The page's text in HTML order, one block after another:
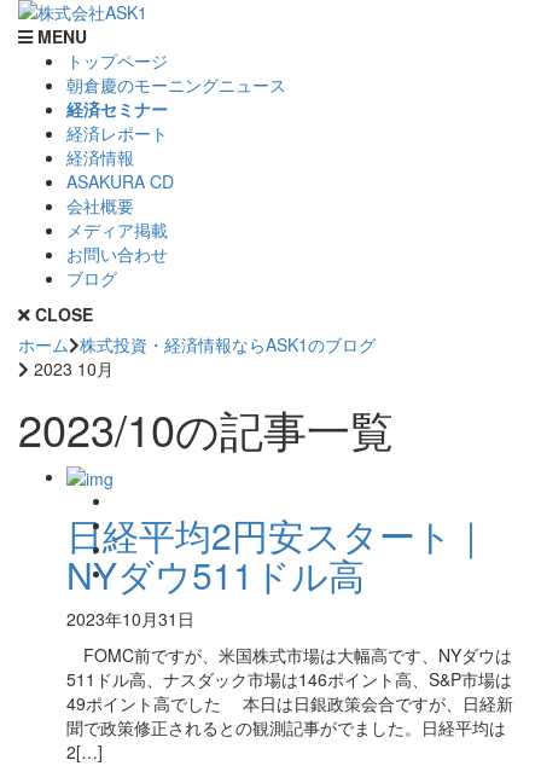
MENU
トップページ
朝倉慶のモーニングニュース
経済セミナー
経済レポート
経済情報
ASAKURA CD
会社概要
メディア掲載
お問い合わせ
ブログ
CLOSE
ホーム 株式投資・経済情報ならASK1のブログ
2023 10月
2023/10の記事一覧
日経平均2円安スタート｜
NYダウ511ドル高
2023年10月31日
FOMC前ですが、米国株式市場は大幅高です、NYダウは
511ドル高、ナスダック市場は146ポイント高、S&P市場は
49ポイント高でした 本日は日銀政策会合ですが、日経新
聞で政策修正されるとの観測記事がでました。日経平均は
2[…]